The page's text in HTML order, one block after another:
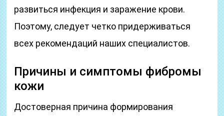
развиться инфекция и заражение крови.
Поэтому, следует четко придерживаться
всех рекомендаций наших специалистов.
Причины и симптомы фибромы
кожи
Достоверная причина формирования